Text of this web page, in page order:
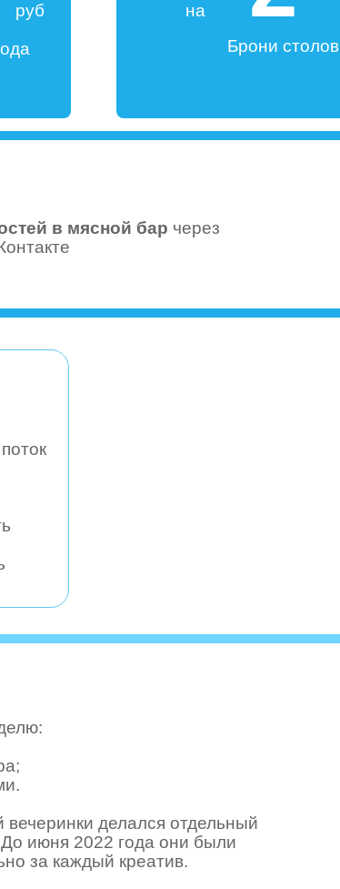
делался отдельный
июня 2022 года они были
за каждый креатив.
в мясной бар через
руб на
Брони столов